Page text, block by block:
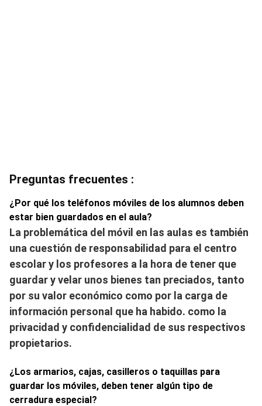
Preguntas frecuentes :
¿Por qué los teléfonos móviles de los alumnos deben
estar bien guardados en el aula?
La problemática del móvil en las aulas es también
una cuestión de responsabilidad para el centro
escolar y los profesores a la hora de tener que
guardar y velar unos bienes tan preciados, tanto
por su valor económico como por la carga de
información personal que ha habido. como la
privacidad y confidencialidad de sus respectivos
propietarios.
¿Los armarios, cajas, casilleros o taquillas para
guardar los móviles, deben tener algún tipo de
cerradura especial?